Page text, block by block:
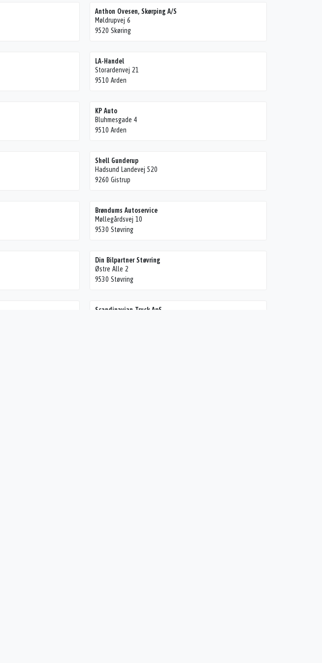
Anthon Ovesen, Skørping A/S
Møldrupvej 6
9520 Skøring
LA-Handel
Storardenvej 21
9510 Arden
KP Auto
Bluhmesgade 4
9510 Arden
Shell Gunderup
Hadsund Landevej 520
9260 Gistrup
Brøndums Autoservice
Møllegårdsvej 10
9530 Støvring
Din Bilpartner Støvring
Østre Alle 2
9530 Støvring
Scandinavian Truck ApS